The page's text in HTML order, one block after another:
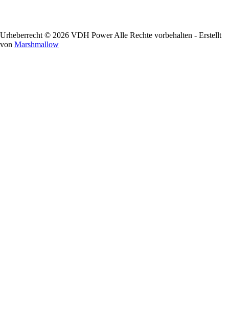
Urheberrecht © 2026 VDH Power Alle Rechte vorbehalten - Erstellt
von Marshmallow